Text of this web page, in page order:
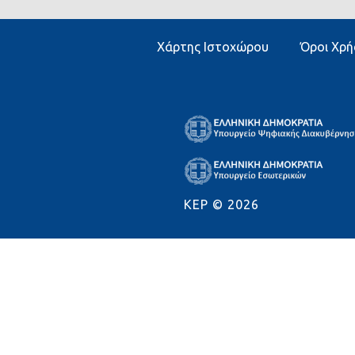
Χάρτης Ιστοχώρου Όροι
KEP © 2026